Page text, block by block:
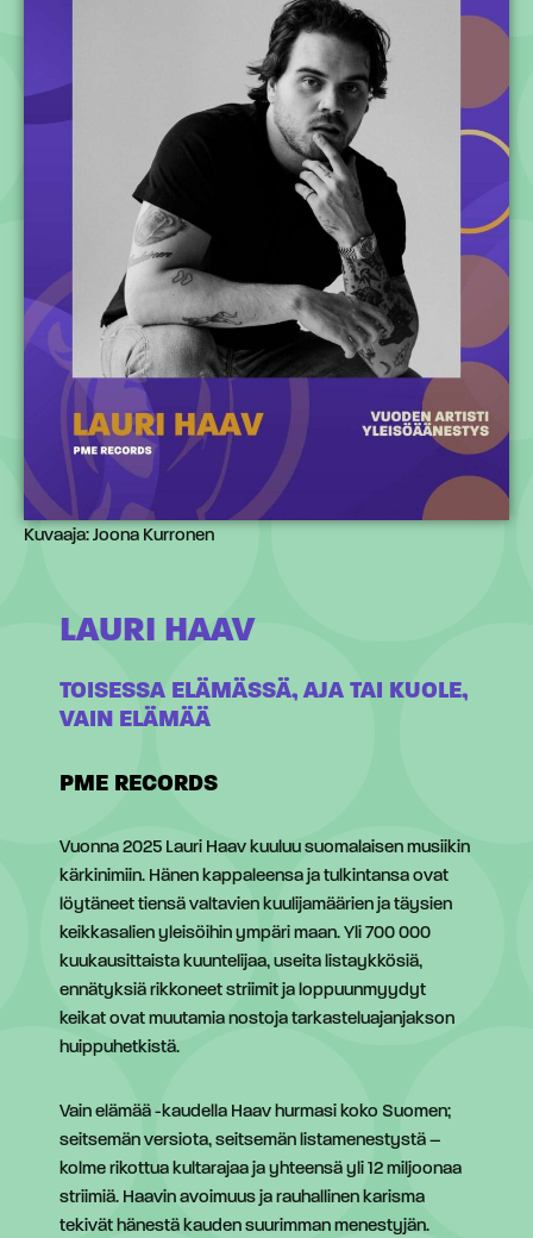
Kuvaaja: Joona Kurronen
LAURI HAAV
TOISESSA ELÄMÄSSÄ, AJA TAI KUOLE,
VAIN ELÄMÄÄ
PME RECORDS
Vuonna 2025 Lauri Haav kuuluu suomalaisen musiikin
kärkinimiin. Hänen kappaleensa ja tulkintansa ovat
löytäneet tiensä valtavien kuulijamäärien ja täysien
keikkasalien yleisöihin ympäri maan. Yli 700 000
kuukausittaista kuuntelijaa, useita listaykkösiä,
ennätyksiä rikkoneet striimit ja loppuunmyydyt
keikat ovat muutamia nostoja tarkasteluajanjakson
huippuhetkistä.
Vain elämää -kaudella Haav hurmasi koko Suomen;
seitsemän versiota, seitsemän listamenestystä –
kolme rikottua kultarajaa ja yhteensä yli 12 miljoonaa
striimiä. Haavin avoimuus ja rauhallinen karisma
tekivät hänestä kauden suurimman menestyjän.